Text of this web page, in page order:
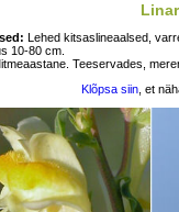
Lehed kitsaslineaalsed,
10-80 cm.
Teeservades,
Klõpsa siin, et